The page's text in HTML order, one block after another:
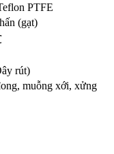
PTFE
(gạt)
rút)
muỗng xới, xửng